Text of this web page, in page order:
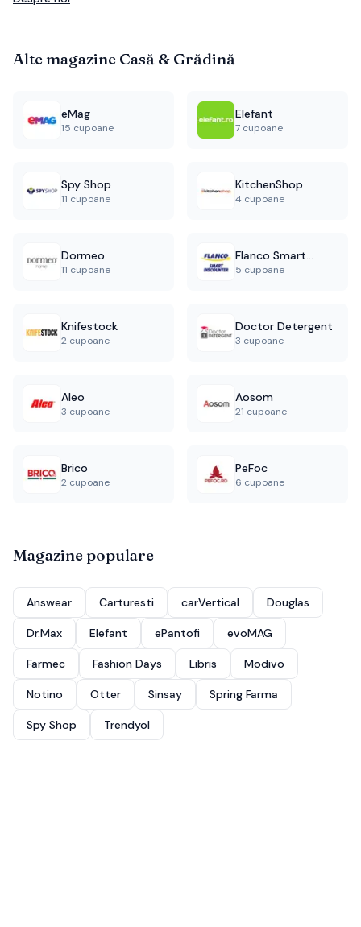
Alte magazine Casă & Grădină
eMag
15 cupoane
Elefant
7 cupoane
Spy Shop
11 cupoane
KitchenShop
4 cupoane
Dormeo
11 cupoane
Flanco Smart
Discounter
5 cupoane
Knifestock
2 cupoane
Doctor Detergent
3 cupoane
Aleo
3 cupoane
Aosom
21 cupoane
Brico
2 cupoane
PeFoc
6 cupoane
Magazine populare
Answear Carturesti carVertical Douglas
Dr.Max Elefant ePantofi evoMAG
Farmec Fashion Days Libris Modivo
Notino Otter Sinsay Spring Farma
Spy Shop Trendyol